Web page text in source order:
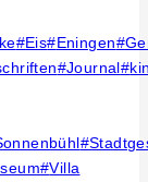
#Eis#Eningen#
#Journal#
#
#Villa